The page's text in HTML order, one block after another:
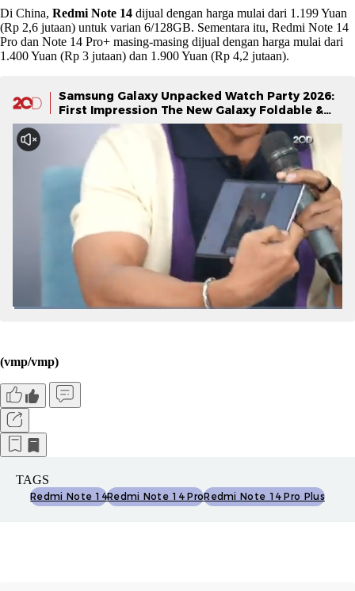
Di China, Redmi Note 14 dijual dengan harga mulai dari 1.199 Yuan
(Rp 2,6 jutaan) untuk varian 6/128GB. Sementara itu, Redmi Note 14
Pro dan Note 14 Pro+ masing-masing dijual dengan harga mulai dari
1.400 Yuan (Rp 3 jutaan) dan 1.900 Yuan (Rp 4,2 jutaan).
Samsung Galaxy Unpacked Watch Party 2026:
First Impression The New Galaxy Foldable &
Galaxy Watch Series
(vmp/vmp)
TAGS
Redmi Note 14Redmi Note 14 ProRedmi Note 14 Pro Plus